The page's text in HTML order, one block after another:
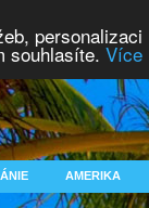
souhlasíte. Více
AMERIKA